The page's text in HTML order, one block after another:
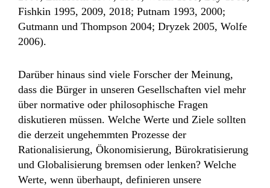
Fishkin 1995, 2009, 2018; Putnam 1993, 2000;
Gutmann und Thompson 2004; Dryzek 2005, Wolfe
2006).
Darüber hinaus sind viele Forscher der Meinung,
dass die Bürger in unseren Gesellschaften viel mehr
über normative oder philosophische Fragen
diskutieren müssen. Welche Werte und Ziele sollten
die derzeit ungehemmten Prozesse der
Rationalisierung, Ökonomisierung, Bürokratisierung
und Globalisierung bremsen oder lenken? Welche
Werte, wenn überhaupt, definieren unsere